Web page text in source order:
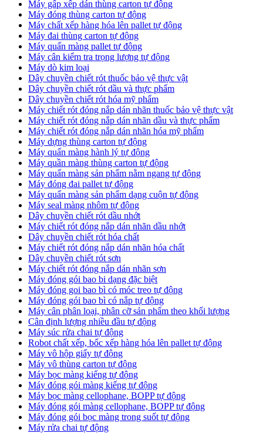
Máy gấp xếp dán thùng carton tự động
Máy đóng thùng carton tự động
Máy chất xếp hàng hóa lên pallet tự động
Máy đai thùng carton tự động
Máy quấn màng pallet tự động
Máy cân kiểm tra trọng lượng tự động
Máy dò kim loại
Dây chuyền chiết rót thuốc bảo vệ thực vật
Dây chuyền chiết rót dầu và thực phẩm
Dây chuyền chiết rót hóa mỹ phẩm
Máy chiết rót đóng nắp dán nhãn thuốc bảo vệ thực vật
Máy chiết rót đóng nắp dán nhãn dầu và thực phẩm
Máy chiết rót đóng nắp dán nhãn hóa mỹ phẩm
Máy dựng thùng carton tự động
Máy quấn màng hành lý tự động
Máy quần màng thùng carton tự động
Máy quấn màng sản phẩm nằm ngang tự động
Máy đóng đai pallet tự động
Máy quấn màng sản phẩm dạng cuộn tự động
Máy seal màng nhôm tự động
Dây chuyền chiết rót dầu nhớt
Máy chiết rót đóng nắp dán nhãn dầu nhớt
Dây chuyền chiết rót hóa chất
Máy chiết rót đóng nắp dán nhãn hóa chất
Dây chuyền chiết rót sơn
Máy chiết rót đóng nắp dán nhãn sơn
Máy đóng gói bao bi dạng đặc biệt
Máy đóng goi bao bì có móc treo tự động
Máy đóng gói bao bì có nắp tự động
Máy cân phân loại, phân cỡ sản phẩm theo khối lượng
Cân định lượng nhiều đầu tự động
Máy súc rửa chai tự động
Robot chất xếp, bốc xếp hàng hóa lên pallet tự động
Máy vô hộp giấy tự động
Máy vô thùng carton tự động
Máy bọc màng kiếng tự động
Máy đóng gói màng kiếng tự động
Máy bọc màng cellophane, BOPP tự động
Máy đóng gói màng cellophane, BOPP tự động
Máy đóng gói bọc màng trong suốt tự động
Máy rửa chai tự động